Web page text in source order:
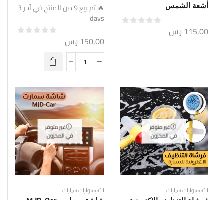
أشعة الشمس
115,00 ر.س
🔥 تم بيع 9 من المنتج في آخر 3
days
150,00 ر.س
غير متوفر
في المخزون
اكسسوارات سيارات
غير متوفر
في المخزون
اكسسوارات سيارات